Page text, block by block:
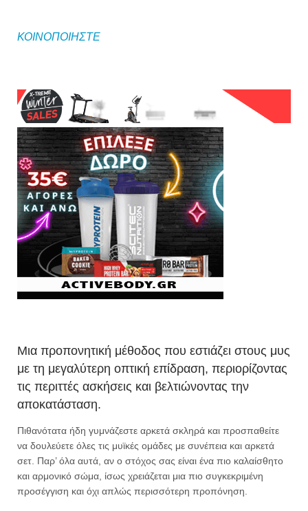
ΚΟΙΝΟΠΟΙΗΣΤΕ
Μια προπονητική μέθοδος που εστιάζει στους μυς
με τη μεγαλύτερη οπτική επίδραση, περιορίζοντας
τις περιττές ασκήσεις και βελτιώνοντας την
αποκατάσταση.
Πιθανότατα ήδη γυμνάζεστε αρκετά σκληρά και προσπαθείτε
να δουλεύετε όλες τις μυϊκές ομάδες με συνέπεια και αρκετά
σετ. Παρ’ όλα αυτά, αν ο στόχος σας είναι ένα πιο καλαίσθητο
και αρμονικό σώμα, ίσως χρειάζεται μια πιο συγκεκριμένη
προσέγγιση και όχι απλώς περισσότερη προπόνηση.